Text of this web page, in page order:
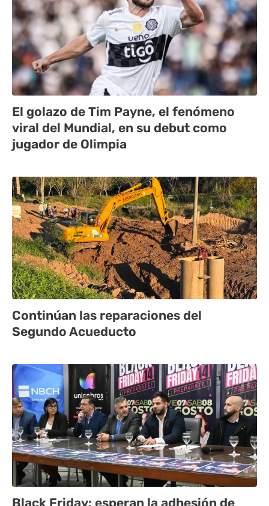
El golazo de Tim Payne, el fenómeno
viral del Mundial, en su debut como
jugador de Olimpia
Continúan las reparaciones del
Segundo Acueducto
Black Friday: esperan la adhesión de